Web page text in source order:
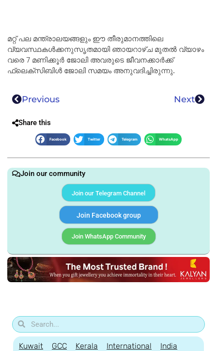
മറ്റ് പല മന്ത്രാലയങ്ങളും ഈ തീരുമാനത്തിലെ
വ്യവസ്ഥകൾക്കനുസൃതമായി ഞായറാഴ്ച മുതൽ വ്യാഴം
വരെ 7 മണിക്കൂർ ജോലി അവരുടെ ജീവനക്കാർക്ക്
ഫ്ലെക്സിബിൾ ജോലി സമയം അനുവദിച്ചിരുന്നു.
Previous Next
Share this
Facebook Twitter Telegram WhatsApp
Join our community
Join our Telegram Channel
Join Facebook group
Join WhatsApp Community
Kuwait GCC Kerala International India